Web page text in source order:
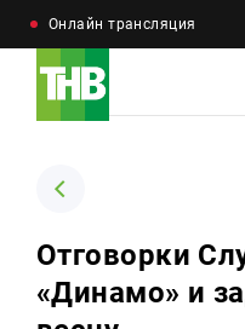
Онлайн трансляция
Например: Минниханов, 7 дней,
Новости
Например: Минниханов, 7 дней,
Для связи
Отговорки
«Динамо» и